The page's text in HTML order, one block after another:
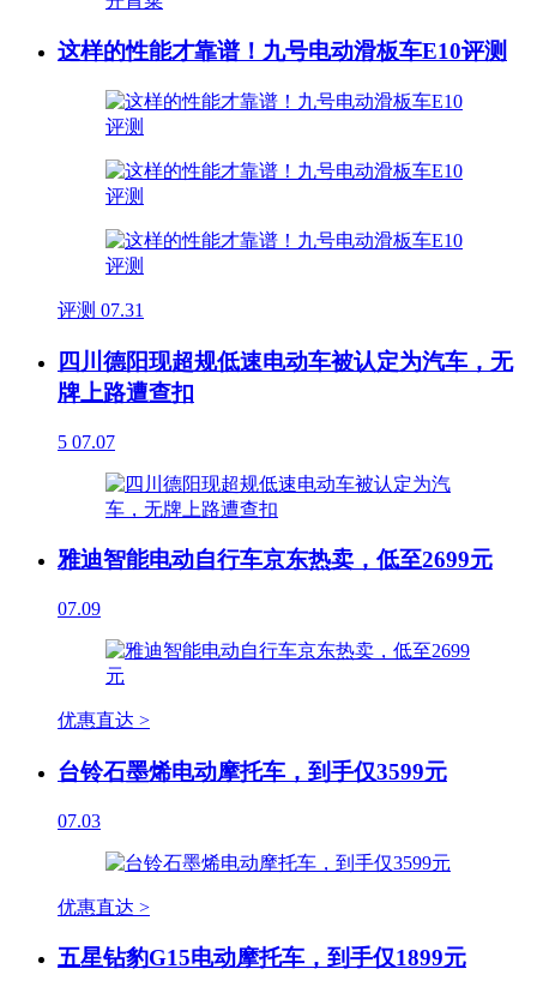
这样的性能才靠谱！九号电动滑板车E10评测
评测 07.31
四川德阳现超规低速电动车被认定为汽车，无
牌上路遭查扣
5 07.07
雅迪智能电动自行车京东热卖，低至2699元
07.09
优惠直达 >
台铃石墨烯电动摩托车，到手仅3599元
07.03
优惠直达 >
五星钻豹G15电动摩托车，到手仅1899元